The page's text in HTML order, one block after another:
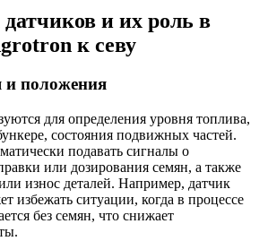
и их роль в
к севу
и положения
для определения уровня топлива,
состояния подвижных частей.
подавать сигналы о
или дозирования семян, а также
износ деталей. Например, датчик
избежать ситуации, когда в процессе
без семян, что снижает